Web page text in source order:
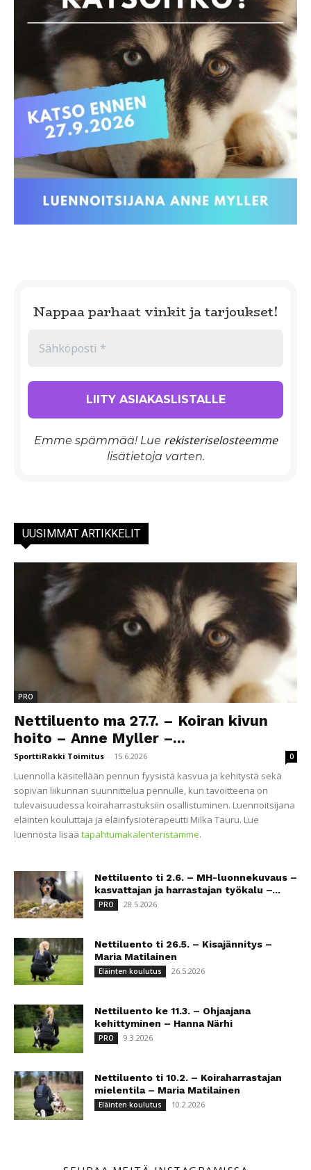
Nappaa parhaat vinkit ja tarjoukset!
Emme spämmää! Lue rekisteriselosteemme
lisätietoja varten.
UUSIMMAT ARTIKKELIT
PRO
Nettiluento ma 27.7. – Koiran kivun
hoito – Anne Myller –...
SporttiRakki Toimitus - 15.6.2026 0
Luennolla käsitellään pennun fyysistä kasvua ja kehitystä sekä
sopivan liikunnan suunnittelua pennulle, kun tavoitteena on
tulevaisuudessa koiraharrastuksiin osallistuminen. Luennoitsijana
eläinten kouluttaja ja eläinfysioterapeutti Milka Tauru. Lue
luennosta lisää tapahtumakalenteristamme.
Nettiluento ti 2.6. – MH-luonnekuvaus –
kasvattajan ja harrastajan työkalu –...
PRO 28.5.2026
Nettiluento ti 26.5. – Kisajännitys –
Maria Matilainen
Eläinten koulutus 26.5.2026
Nettiluento ke 11.3. – Ohjaajana
kehittyminen – Hanna Närhi
PRO 9.3.2026
Nettiluento ti 10.2. – Koiraharrastajan
mielentila – Maria Matilainen
Eläinten koulutus 10.2.2026